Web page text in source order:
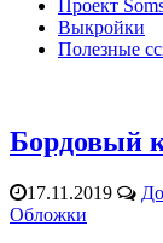
Проект
Выкройки
Полезные
Бордовый
17.11.2019
Обложки